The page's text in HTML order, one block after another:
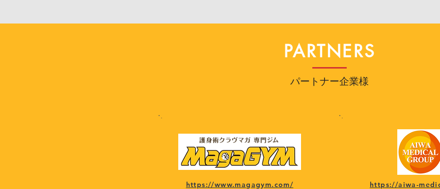
PARTNERS
パートナー企業様
https://www.magagym.com/ https://aiwa-